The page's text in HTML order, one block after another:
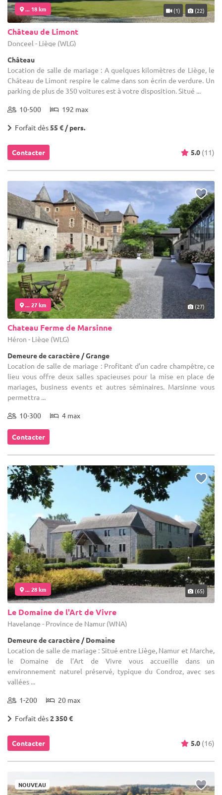
... 18 km (1) (22)
Château de Limont
Donceel - Liège (WLG)
Château
Location de salle de mariage : A quelques kilomètres de Liège, le
Château de Limont respire le calme dans son écrin de verdure. Un
parking de plus de 350 voitures est à votre disposition. Situé ...
10-500 192 max
Forfait dès55 € / pers.
Contacter 5.0 (11)
... 27 km (27)
Chateau Ferme de Marsinne
Héron - Liège (WLG)
Demeure de caractère / Grange
Location de salle de mariage : Profitant d’un cadre champêtre, ce
lieu vous offre deux salles spacieuses pour la mise en place de
mariages, business events et autres séminaires. Marsinne vous
permettra ...
10-300 4 max
Contacter
... 28 km (65)
Le Domaine de l'Art de Vivre
Havelange - Province de Namur (WNA)
Demeure de caractère / Domaine
Location de salle de mariage : Situé entre Liège, Namur et Marche,
le Domaine de l’Art de Vivre vous accueille dans un
environnement naturel préservé, typique du Condroz, avec ses
vallées ...
1-200 20 max
Forfait dès2 350 €
Contacter 5.0 (16)
NOUVEAU